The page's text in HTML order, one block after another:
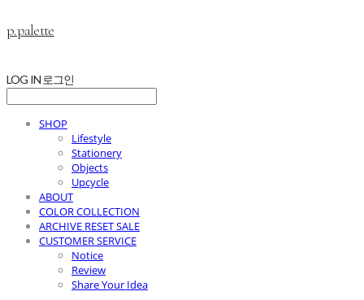
p.palette
LOG IN 로그인
SHOP
Lifestyle
Stationery
Objects
Upcycle
ABOUT
COLOR COLLECTION
ARCHIVE RESET SALE
CUSTOMER SERVICE
Notice
Review
Share Your Idea